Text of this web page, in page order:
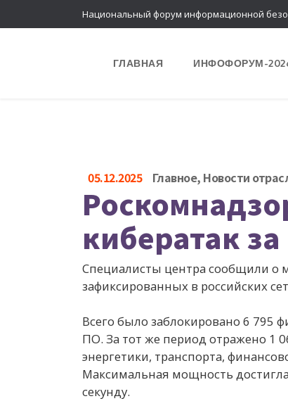
Национальный форум информационной
ГЛАВНАЯ ИНФОФОРУМ-
05.12.2025 Главное, Новости
кибератак
Специалисты центра сообщили о
зафиксированных в российских
Всего было заблокировано 6 795
ПО. За тот же период отражено 1
энергетики, транспорта,
Максимальная мощность
секунду.